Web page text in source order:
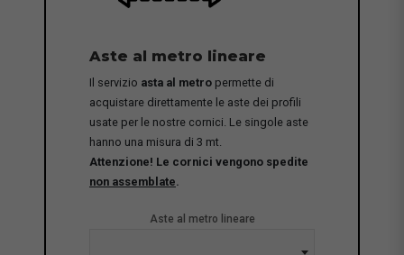
Aste al metro lineare
Il servizio asta al metro permette di
acquistare direttamente le aste dei profili
usate per le nostre cornici. Le singole aste
hanno una misura di 3 mt.
Attenzione! Le cornici vengono spedite
non assemblate
Aste al metro lineare